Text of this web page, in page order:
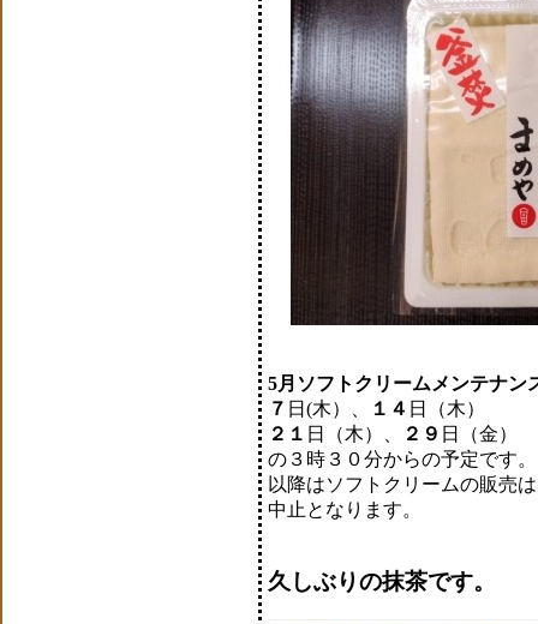
5月ソフトクリームメンテナン
７ 日(木）、 １４ 日（木）
２１ 日（木）、 ２９ 日（金）
の３時３０分からの予定です。
以降はソフトクリームの販売は
中止となります。
久しぶりの抹茶です。